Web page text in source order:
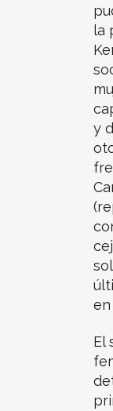
la
y
en
El